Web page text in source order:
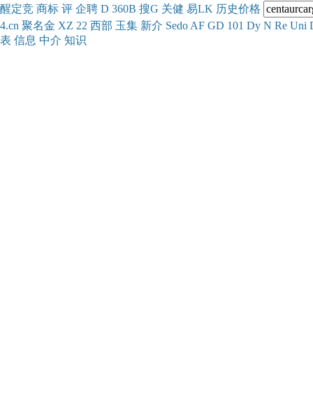
醒定竞 商标 评 企聘 D 360B 搜G 关健 易LK 历史价格
4.cn 聚名金 XZ 22 西部 玉集 新介 Sedo AF GD 101 Dy N Re Uni
表 信息 中介 知识